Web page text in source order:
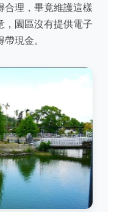
合理，畢竟維護這樣
，園區沒有提供電子
現金。